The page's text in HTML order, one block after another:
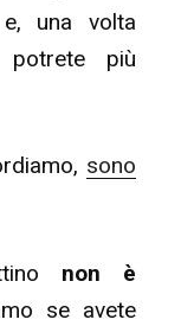
una volta
potrete più
sono
non è
se avete